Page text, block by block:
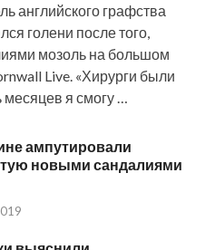
английского графства
голени после того,
мозоль на большом
Live. «Хирурги были
я смогу …
ампутировали
новыми сандалиями